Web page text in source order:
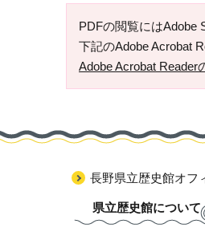
PDFの閲覧にはAdobe
下記のAdobe Acrobat
Adobe Acrobat Reader
長野県立歴史館オフ
県立歴史館について